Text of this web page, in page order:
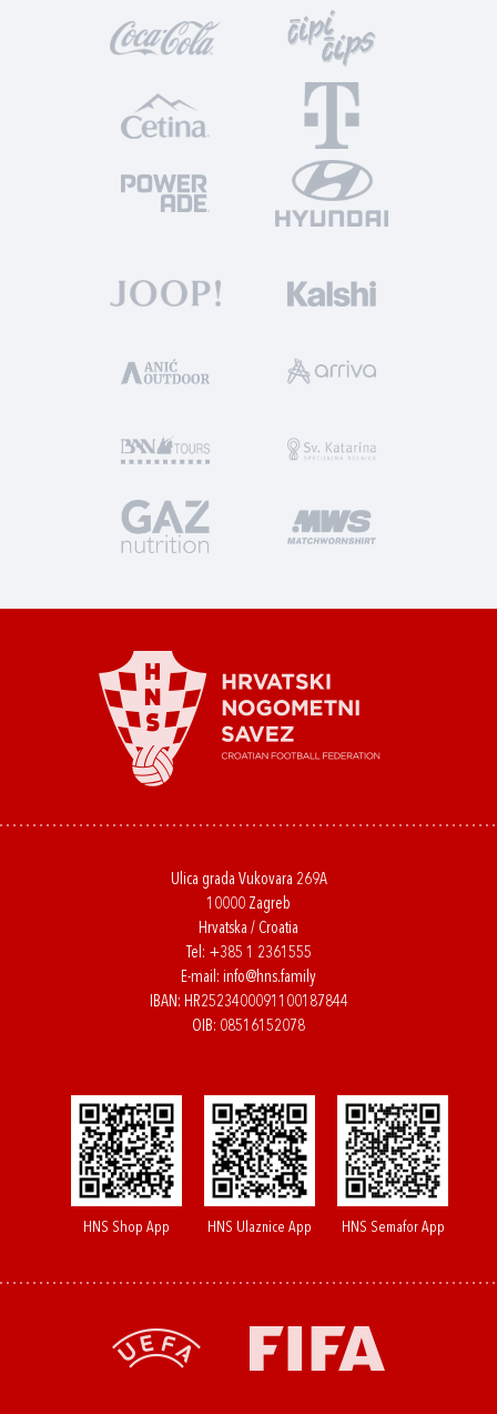
Ulica grada Vukovara 269A
10000 Zagreb
Hrvatska / Croatia
Tel: +385 1 2361555
E-mail: info@hns.family
IBAN: HR2523400091100187844
OIB: 08516152078
HNS Shop App HNS Ulaznice App HNS Semafor App